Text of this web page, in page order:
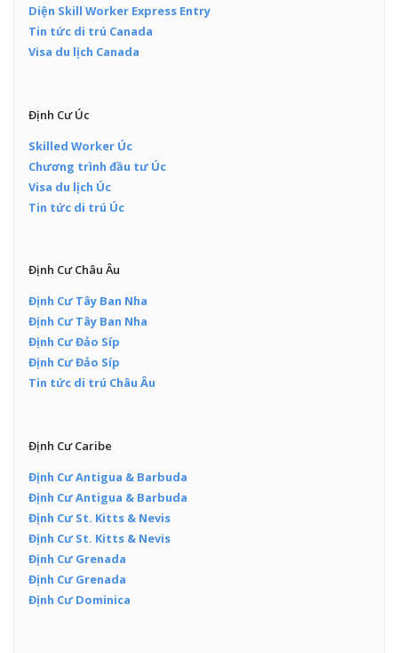
Diện Skill Worker Express Entry
Tin tức di trú Canada
Visa du lịch Canada
Định Cư Úc
Skilled Worker Úc
Chương trình đầu tư Úc
Visa du lịch Úc
Tin tức di trú Úc
Định Cư Châu Âu
Định Cư Tây Ban Nha
Định Cư Tây Ban Nha
Định Cư Đảo Síp
Định Cư Đảo Síp
Tin tức di trú Châu Âu
Định Cư Caribe
Định Cư Antigua & Barbuda
Định Cư Antigua & Barbuda
Định Cư St. Kitts & Nevis
Định Cư St. Kitts & Nevis
Định Cư Grenada
Định Cư Grenada
Định Cư Dominica